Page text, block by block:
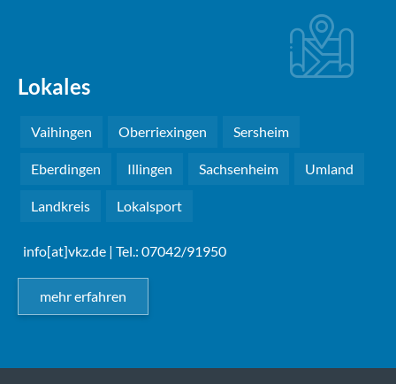
Lokales
Vaihingen Oberriexingen Sersheim
Eberdingen Illingen Sachsenheim Umland
Landkreis Lokalsport
info[at]vkz.de | Tel.: 07042/91950
mehr erfahren